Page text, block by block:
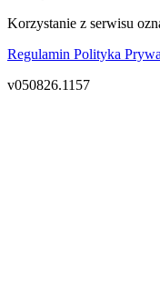
Korzystanie z serwisu
Regulamin Polityka
v050826.1157